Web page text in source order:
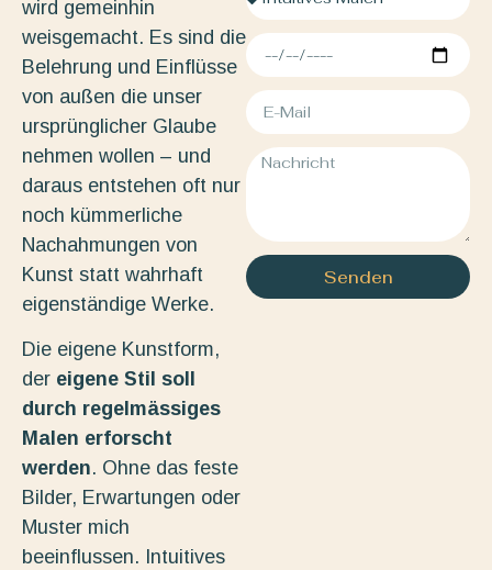
wird gemeinhin
weisgemacht. Es sind die
Belehrung und Einflüsse
von außen die unser
ursprünglicher Glaube
nehmen wollen – und
daraus entstehen oft nur
noch kümmerliche
Nachahmungen von
Kunst statt wahrhaft
eigenständige Werke.
Die eigene Kunstform,
der eigene Stil soll
durch regelmässiges
Malen erforscht
werden. Ohne das feste
Bilder, Erwartungen oder
Muster mich
beeinflussen. Intuitives
Senden